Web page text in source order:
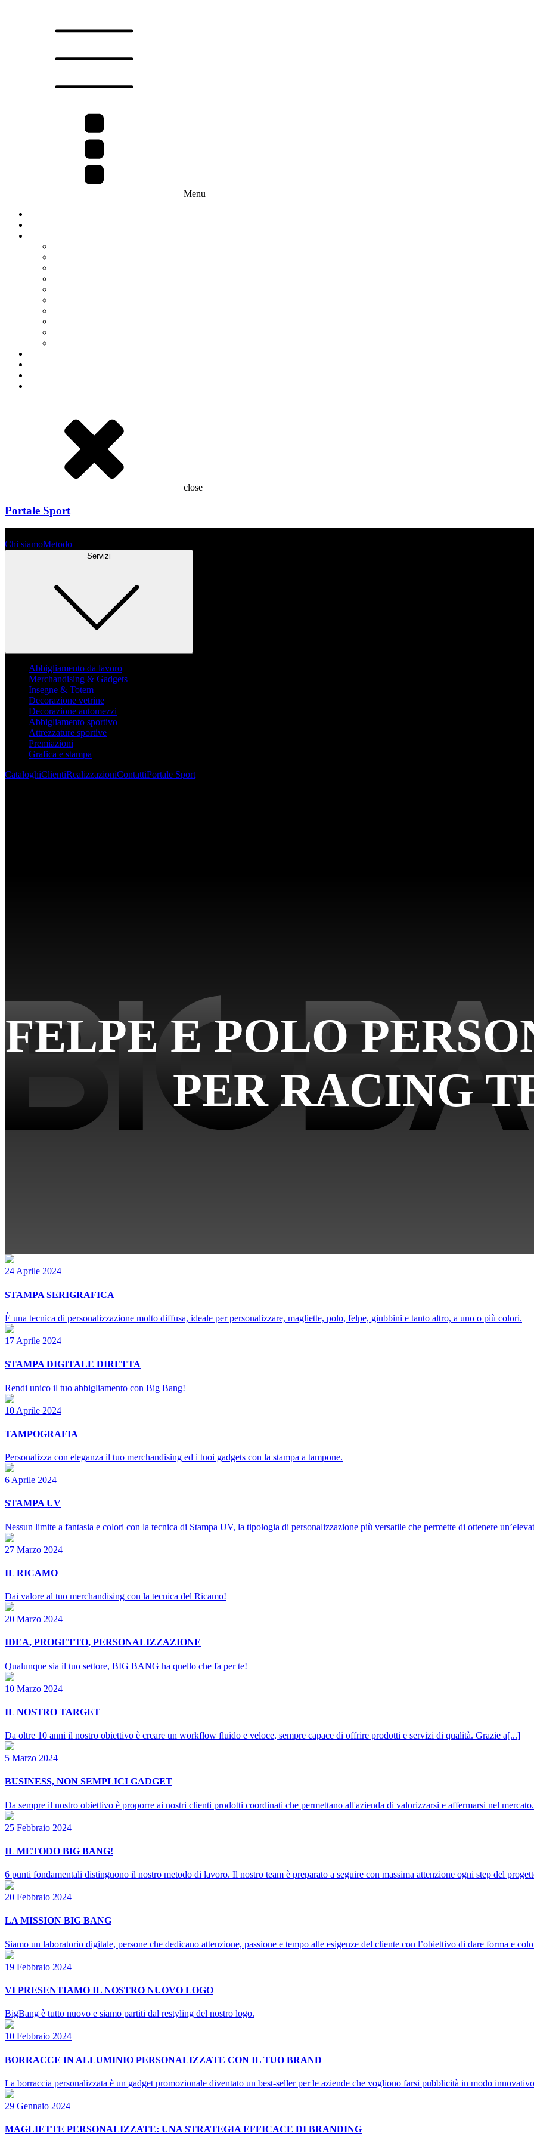
Menu
close
Portale Sport
Chi siamoMetodo
Servizi
Abbigliamento da lavoro
Merchandising & Gadgets
Insegne & Totem
Decorazione vetrine
Decorazione automezzi
Abbigliamento sportivo
Attrezzature sportive
Premiazioni
Grafica e stampa
CataloghiClientiRealizzazioniContattiPortale Sport
FELPE E POLO
PER RACING
24 Aprile 2024
STAMPA SERIGRAFICA
È una tecnica di personalizzazione molto diffusa, ideale per personalizzare, magliette, polo, felpe, giubbini e tanto altro, a uno o più colori.
17 Aprile 2024
STAMPA DIGITALE DIRETTA
Rendi unico il tuo abbigliamento con Big Bang!
10 Aprile 2024
TAMPOGRAFIA
Personalizza con eleganza il tuo merchandising ed i tuoi gadgets con la stampa a tampone.
6 Aprile 2024
STAMPA UV
Nessun limite a fantasia e colori con la tecnica di Stampa UV, la tipologia di personalizzazione più versatile che permette di ottenere
27 Marzo 2024
IL RICAMO
Dai valore al tuo merchandising con la tecnica del Ricamo!
20 Marzo 2024
IDEA, PROGETTO, PERSONALIZZAZIONE
Qualunque sia il tuo settore, BIG BANG ha quello che fa per te!
10 Marzo 2024
IL NOSTRO TARGET
Da oltre 10 anni il nostro obiettivo è creare un workflow fluido e veloce, sempre capace di offrire prodotti e servizi di qualità. Grazie a[...]
5 Marzo 2024
BUSINESS, NON SEMPLICI GADGET
Da sempre il nostro obiettivo è proporre ai nostri clienti prodotti coordinati che permettano all'azienda di valorizzarsi e affermarsi nel
25 Febbraio 2024
IL METODO BIG BANG!
6 punti fondamentali distinguono il nostro metodo di lavoro. Il nostro team è preparato a seguire con massima attenzione ogni step del
20 Febbraio 2024
LA MISSION BIG BANG
Siamo un laboratorio digitale, persone che dedicano attenzione, passione e tempo alle esigenze del cliente con l’obiettivo di dare forma e
19 Febbraio 2024
VI PRESENTIAMO IL NOSTRO NUOVO LOGO
BigBang è tutto nuovo e siamo partiti dal restyling del nostro logo.
10 Febbraio 2024
BORRACCE IN ALLUMINIO PERSONALIZZATE CON IL TUO BRAND
La borraccia personalizzata è un gadget promozionale diventato un best-seller per le aziende che vogliono farsi pubblicità in modo
29 Gennaio 2024
MAGLIETTE PERSONALIZZATE: UNA STRATEGIA EFFICACE DI BRANDING